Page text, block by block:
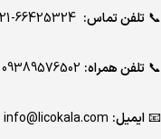
📞 تلفن تماس:
📞 تلفن همراه:
📧ایمیل: